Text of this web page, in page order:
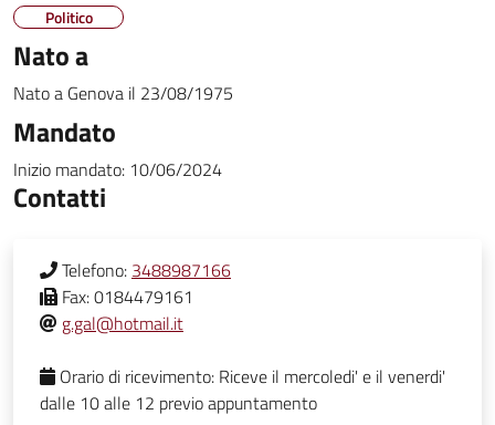
Politico
Nato a
Nato a Genova il 23/08/1975
Mandato
Inizio mandato: 10/06/2024
Contatti
Telefono: 3488987166
Fax:0184479161
g.gal@hotmail.it
Orario di ricevimento: Riceve il mercoledi' e il venerdi'
dalle 10 alle 12 previo appuntamento